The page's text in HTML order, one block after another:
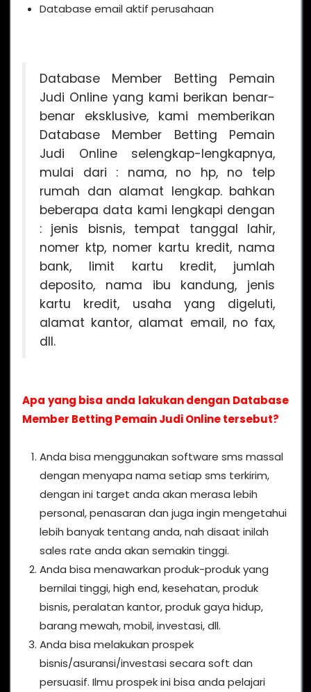
Database email aktif perusahaan
Database Member Betting Pemain
Judi Online yang kami berikan benar-
benar eksklusive, kami memberikan
Database Member Betting Pemain
Judi Online selengkap-lengkapnya,
mulai dari : nama, no hp, no telp
rumah dan alamat lengkap. bahkan
beberapa data kami lengkapi dengan
: jenis bisnis, tempat tanggal lahir,
nomer ktp, nomer kartu kredit, nama
bank, limit kartu kredit, jumlah
deposito, nama ibu kandung, jenis
kartu kredit, usaha yang digeluti,
alamat kantor, alamat email, no fax,
dll.
Apa yang bisa anda lakukan dengan Database
Member Betting Pemain Judi Online tersebut?
Anda bisa menggunakan software sms massal
dengan menyapa nama setiap sms terkirim,
dengan ini target anda akan merasa lebih
personal, penasaran dan juga ingin mengetahui
lebih banyak tentang anda, nah disaat inilah
sales rate anda akan semakin tinggi.
Anda bisa menawarkan produk-produk yang
bernilai tinggi, high end, kesehatan, produk
bisnis, peralatan kantor, produk gaya hidup,
barang mewah, mobil, investasi, dll.
Anda bisa melakukan prospek
bisnis/asuransi/investasi secara soft dan
persuasif. Ilmu prospek ini bisa anda pelajari